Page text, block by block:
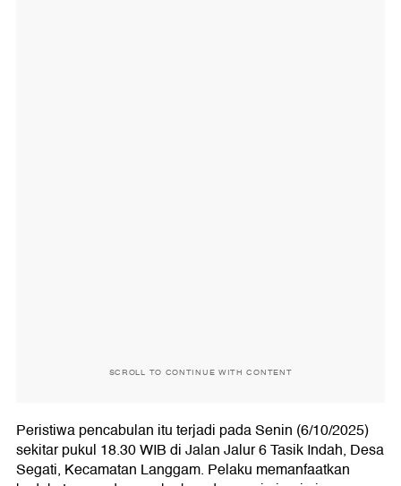
SCROLL TO CONTINUE WITH CONTENT
Peristiwa pencabulan itu terjadi pada Senin (6/10/2025)
sekitar pukul 18.30 WIB di Jalan Jalur 6 Tasik Indah, Desa
Segati, Kecamatan Langgam. Pelaku memanfaatkan